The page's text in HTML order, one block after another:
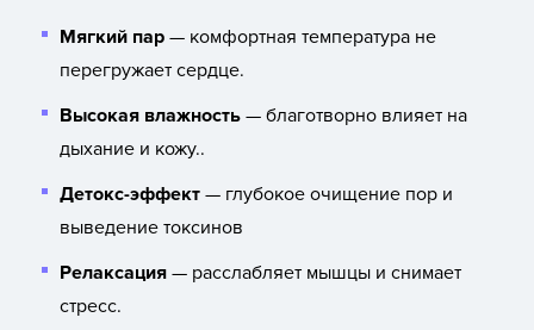
Мягкий пар — комфортная температура не
перегружает сердце.
Высокая влажность — благотворно влияет на
дыхание и кожу..
Детокс-эффект — глубокое очищение пор и
выведение токсинов
Релаксация — расслабляет мышцы и снимает
стресс.